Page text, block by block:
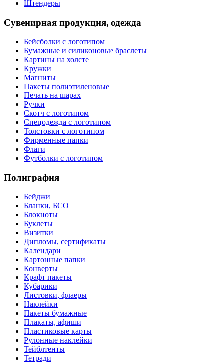
Штендеры
Сувенирная продукция, одежда
Бейсболки с логотипом
Бумажные и силиконовые браслеты
Картины на холсте
Кружки
Магниты
Пакеты полиэтиленовые
Печать на шарах
Ручки
Скотч с логотипом
Спецодежда с логотипом
Толстовки с логотипом
Фирменные папки
Флаги
Футболки с логотипом
Полиграфия
Бейджи
Бланки, БСО
Блокноты
Буклеты
Визитки
Дипломы, сертификаты
Календари
Картонные папки
Конверты
Крафт пакеты
Кубарики
Листовки, флаеры
Наклейки
Пакеты бумажные
Плакаты, афиши
Пластиковые карты
Рулонные наклейки
Тейблтенты
Тетради